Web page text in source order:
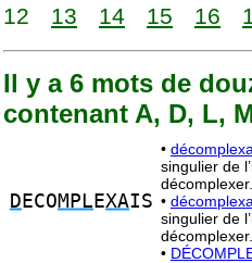
12
13 14 15 16
Il y a 6 mots de
contenant A, D, L,
D ECOMPL EXAIS
•
singulier de
décomplexer.
•
singulier de
décomplexer.
•